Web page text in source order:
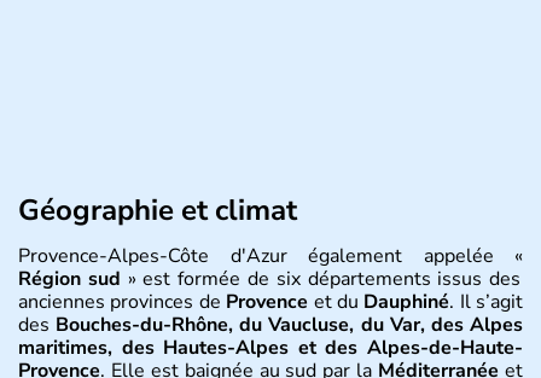
Géographie et climat
Provence-Alpes-Côte d'Azur également appelée «
Région sud » est formée de six départements issus des
anciennes provinces de Provence et du Dauphiné. Il s’agit
des Bouches-du-Rhône, du Vaucluse, du Var, des Alpes
maritimes, des Hautes-Alpes et des Alpes-de-Haute-
Provence. Elle est baignée au sud par la Méditerranéeet